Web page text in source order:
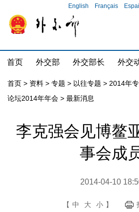
English Français
首页 外交部 外交部长 外交
首页 > 资料 > 专题 > 以往专题 > 2014年
论坛2014年年会 > 最新消息
李克强会见博鳌
事会成
2014-04-10
【 中 大 小 】